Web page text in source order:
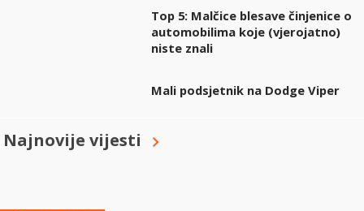
Top 5: Malčice blesave činjenice o
automobilima koje (vjerojatno)
niste znali
Mali podsjetnik na Dodge Viper
Najnovije vijesti